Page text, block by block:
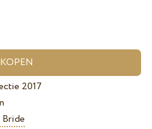
2017
Bride